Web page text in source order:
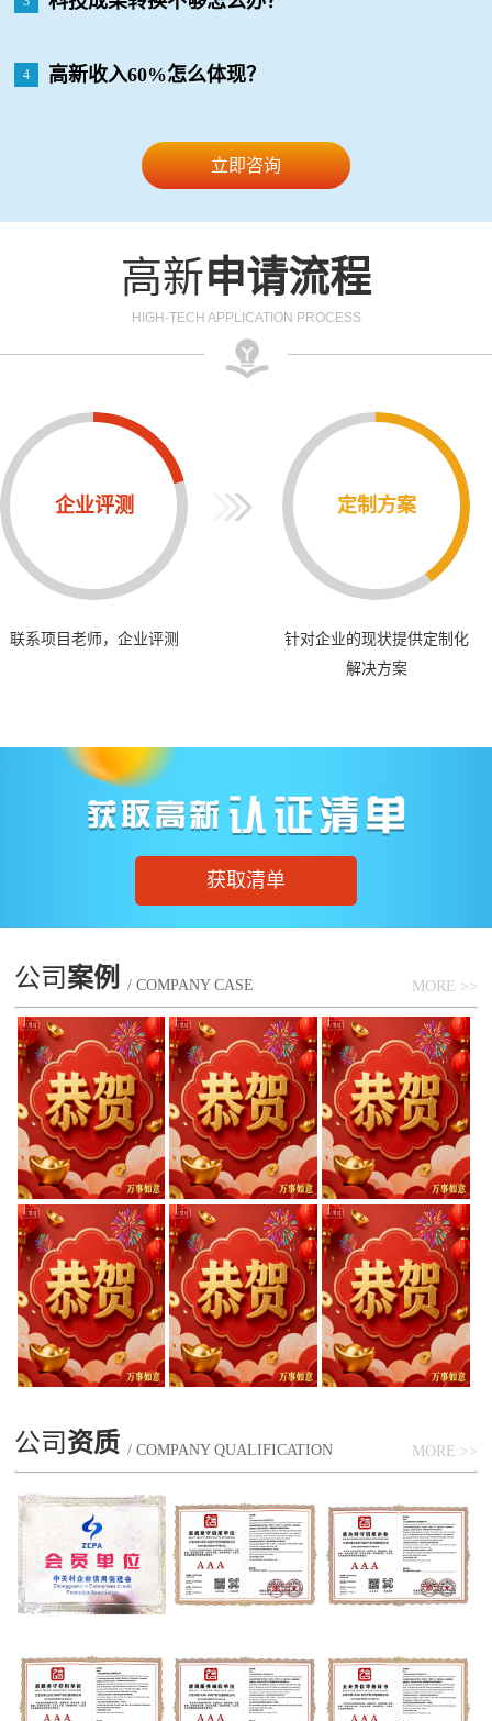
4 高新收入60%怎么体现？
立即咨询
高新申请流程
HIGH-TECH APPLICATION PROCESS
企业评测
联系项目老师，企业评测
定制方案
针对企业的现状提供定制化
解决方案
获取清单
公司案例 / COMPANY CASE MORE >>
公司资质 / COMPANY QUALIFICATION MORE >>